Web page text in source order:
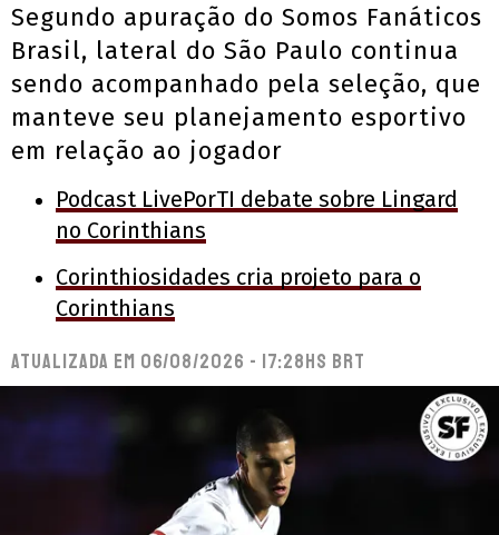
Segundo apuração do Somos Fanáticos
Brasil, lateral do São Paulo continua
sendo acompanhado pela seleção, que
manteve seu planejamento esportivo
em relação ao jogador
Podcast LivePorTI debate sobre Lingard
no Corinthians
Corinthiosidades cria projeto para o
Corinthians
Atualizada em 06/08/2026 - 17:28hs BRT